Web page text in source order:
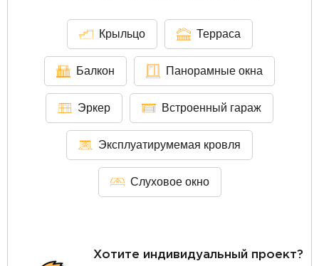
Крыльцо Терраса
Балкон Панорамные окна
Эркер Встроенный гараж
Эксплуатирумемая кровля
Слуховое окно
Хотите индивидуальный проект?